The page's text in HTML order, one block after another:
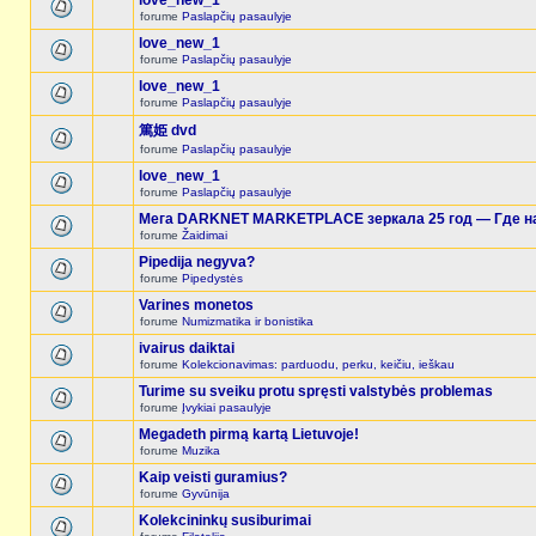
forume Paslapčių pasaulyje
love_new_1
forume Paslapčių pasaulyje
love_new_1
forume Paslapčių pasaulyje
篤姫 dvd
forume Paslapčių pasaulyje
love_new_1
forume Paslapčių pasaulyje
Мега DARKNET MARKETPLACE зеркала 25 год — Где
forume Žaidimai
Pipedija negyva?
forume Pipedystės
Varines monetos
forume Numizmatika ir bonistika
ivairus daiktai
forume Kolekcionavimas: parduodu, perku, keičiu, ieškau
Turime su sveiku protu spręsti valstybės problemas
forume Įvykiai pasaulyje
Megadeth pirmą kartą Lietuvoje!
forume Muzika
Kaip veisti guramius?
forume Gyvūnija
Kolekcininkų susiburimai